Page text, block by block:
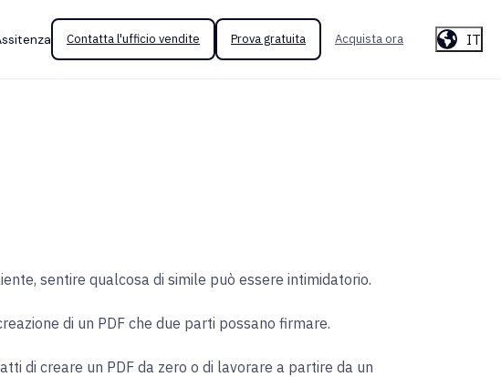
Contatta l'ufficio vendite Prova gratuita Acquista ora IT
sentire qualcosa di simile può essere intimidatorio.
di un PDF che due parti possano firmare.
di creare un PDF da zero o di lavorare a partire da un